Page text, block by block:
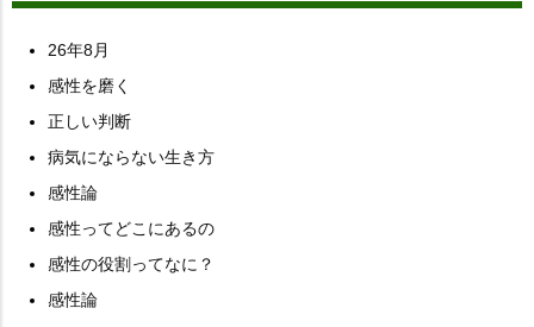
26年8月
感性を磨く
正しい判断
病気にならない生き方
感性論
感性ってどこにあるの
感性の役割ってなに？
感性論